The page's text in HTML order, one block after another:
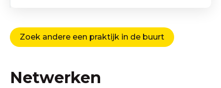
Zoek andere een praktijk in de buurt
Netwerken